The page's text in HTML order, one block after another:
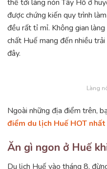
thể tới làng nón Tây Hồ ở
được chứng kiến quy trình
đều rất tỉ mỉ. Không gian
chất Huế mang đến nhiều
đây.
Làng
Ngoài những địa điểm trên,
điểm du lịch Huế HOT
Ăn gì ngon ở Huế
Du lịch Huế vào tháng 8,